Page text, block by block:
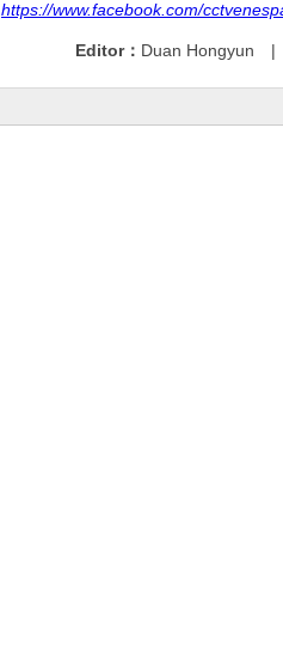
https://www.facebook.com/
Editor： Duan Hongyun |